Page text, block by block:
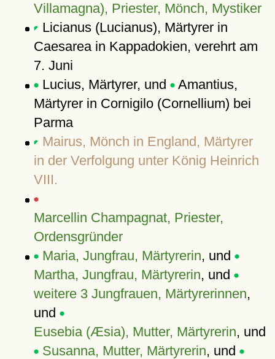
Villamagna), Priester, Mönch, Mystiker
Licianus (Lucianus), Märtyrer in
Caesarea in Kappadokien, verehrt am
7. Juni
Lucius, Märtyrer, und Amantius,
Märtyrer in Cornigilo (Cornellium) bei
Parma
Mairus, Mönch in England, Märtyrer
in der Verfolgung unter König Heinrich
VIII.
Marcellin Champagnat, Priester,
Ordensgründer
Maria, Jungfrau, Märtyrerin, und
Martha, Jungfrau, Märtyrerin, und
weitere 3 Jungfrauen, Märtyrerinnen,
und
Eusebia (Æsia), Mutter, Märtyrerin, und
Susanna, Mutter, Märtyrerin, und